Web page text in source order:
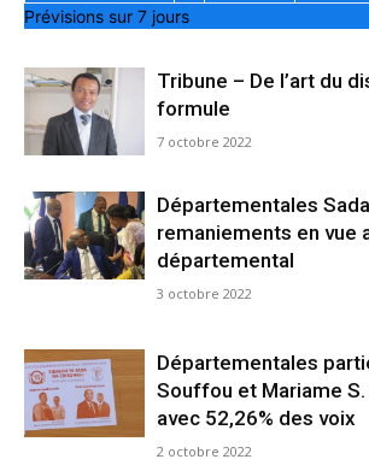
Prévisions sur 7 jours
Tribune – De l’art du
formule
7 octobre 2022
Départementales
remaniements en vue
départemental
3 octobre 2022
Départementales
Souffou et Mariame S.
avec 52,26% des voix
2 octobre 2022